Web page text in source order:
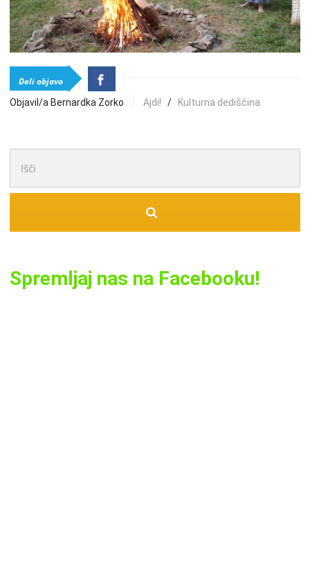
Deli objavo
Objavil/a Bernardka Zorko Ajdi! / Kulturna dediščina
Spremljaj nas na Facebooku!